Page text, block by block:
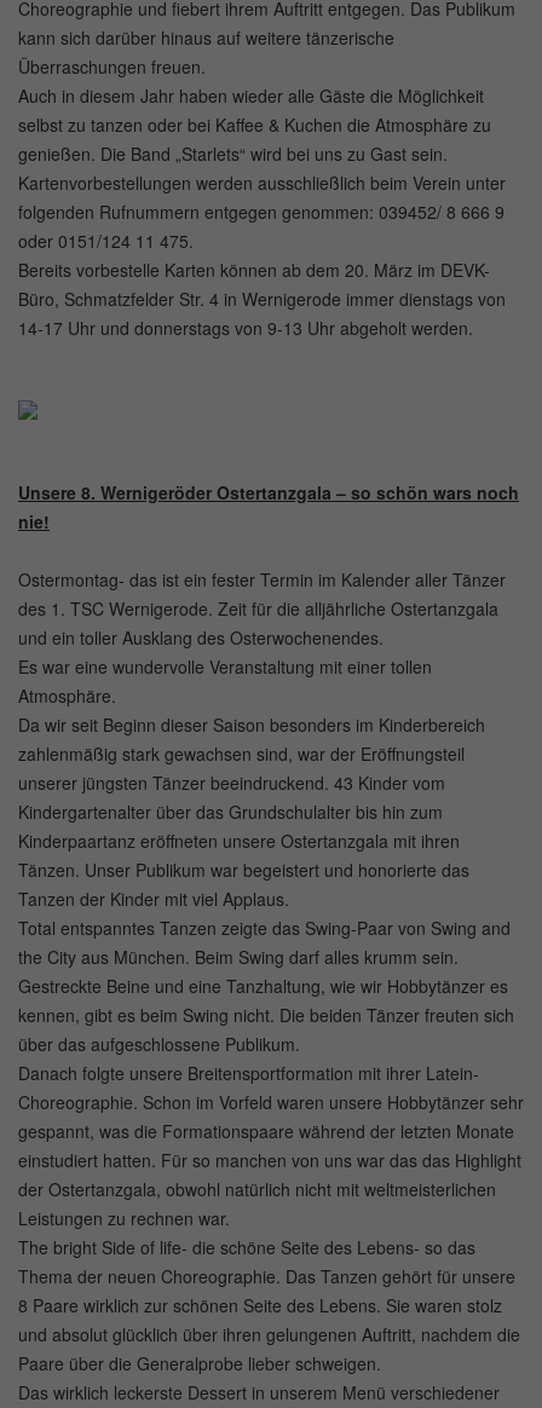
Choreographie und fiebert ihrem Auftritt entgegen. Das Publikum
kann sich darüber hinaus auf weitere tänzerische
Überraschungen freuen.
Auch in diesem Jahr haben wieder alle Gäste die Möglichkeit
selbst zu tanzen oder bei Kaffee & Kuchen die Atmosphäre zu
genießen. Die Band „Starlets“ wird bei uns zu Gast sein.
Kartenvorbestellungen werden ausschließlich beim Verein unter
folgenden Rufnummern entgegen genommen: 039452/ 8 666 9
oder 0151/124 11 475.
Bereits vorbestelle Karten können ab dem 20. März im DEVK-
Büro, Schmatzfelder Str. 4 in Wernigerode immer dienstags von
14-17 Uhr und donnerstags von 9-13 Uhr abgeholt werden.
Unsere 8. Wernigeröder Ostertanzgala – so schön wars noch
nie!
Ostermontag- das ist ein fester Termin im Kalender aller Tänzer
des 1. TSC Wernigerode. Zeit für die alljährliche Ostertanzgala
und ein toller Ausklang des Osterwochenendes.
Es war eine wundervolle Veranstaltung mit einer tollen
Atmosphäre.
Da wir seit Beginn dieser Saison besonders im Kinderbereich
zahlenmäßig stark gewachsen sind, war der Eröffnungsteil
unserer jüngsten Tänzer beeindruckend. 43 Kinder vom
Kindergartenalter über das Grundschulalter bis hin zum
Kinderpaartanz eröffneten unsere Ostertanzgala mit ihren
Tänzen. Unser Publikum war begeistert und honorierte das
Tanzen der Kinder mit viel Applaus.
Total entspanntes Tanzen zeigte das Swing-Paar von Swing and
the City aus München. Beim Swing darf alles krumm sein.
Gestreckte Beine und eine Tanzhaltung, wie wir Hobbytänzer es
kennen, gibt es beim Swing nicht. Die beiden Tänzer freuten sich
über das aufgeschlossene Publikum.
Danach folgte unsere Breitensportformation mit ihrer Latein-
Choreographie. Schon im Vorfeld waren unsere Hobbytänzer sehr
gespannt, was die Formationspaare während der letzten Monate
einstudiert hatten. Für so manchen von uns war das das Highlight
der Ostertanzgala, obwohl natürlich nicht mit weltmeisterlichen
Leistungen zu rechnen war.
The bright Side of life- die schöne Seite des Lebens- so das
Thema der neuen Choreographie. Das Tanzen gehört für unsere
8 Paare wirklich zur schönen Seite des Lebens. Sie waren stolz
und absolut glücklich über ihren gelungenen Auftritt, nachdem die
Paare über die Generalprobe lieber schweigen.
Das wirklich leckerste Dessert in unserem Menü verschiedener